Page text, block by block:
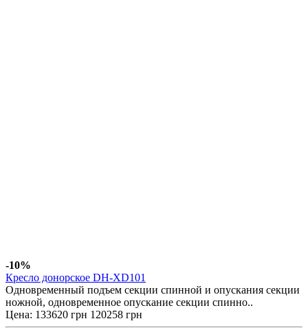
-10%
Кресло донорское DH-XD101
Одновременный подъем секции спинной и опускания секции
ножной, одновременное опускание секции спинно..
Цена: 133620 грн 120258 грн